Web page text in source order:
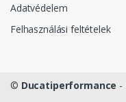
Adatvédelem
Felhasználási feltételek
© Ducatiperformance -